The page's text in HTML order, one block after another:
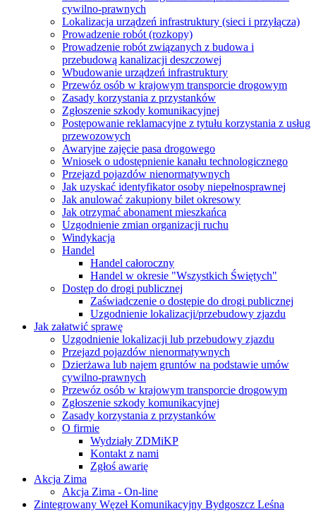
cywilno-prawnych
Lokalizacja urządzeń infrastruktury (sieci i przyłącza)
Prowadzenie robót (rozkopy)
Prowadzenie robót związanych z budowa i
przebudową kanalizacji deszczowej
Wbudowanie urządzeń infrastruktury
Przewóz osób w krajowym transporcie drogowym
Zasady korzystania z przystanków
Zgłoszenie szkody komunikacyjnej
Postępowanie reklamacyjne z tytułu korzystania z usług
przewozowych
Awaryjne zajęcie pasa drogowego
Wniosek o udostępnienie kanału technologicznego
Przejazd pojazdów nienormatywnych
Jak uzyskać identyfikator osoby niepełnosprawnej
Jak anulować zakupiony bilet okresowy
Jak otrzymać abonament mieszkańca
Uzgodnienie zmian organizacji ruchu
Windykacja
Handel
Handel całoroczny
Handel w okresie "Wszystkich Świętych"
Dostęp do drogi publicznej
Zaświadczenie o dostępie do drogi publicznej
Uzgodnienie lokalizacji/przebudowy zjazdu
Jak załatwić sprawę
Uzgodnienie lokalizacji lub przebudowy zjazdu
Przejazd pojazdów nienormatywnych
Dzierżawa lub najem gruntów na podstawie umów
cywilno-prawnych
Przewóz osób w krajowym transporcie drogowym
Zgłoszenie szkody komunikacyjnej
Zasady korzystania z przystanków
O firmie
Wydziały ZDMiKP
Kontakt z nami
Zgłoś awarię
Akcja Zima
Akcja Zima - On-line
Zintegrowany Węzeł Komunikacyjny Bydgoszcz Leśna